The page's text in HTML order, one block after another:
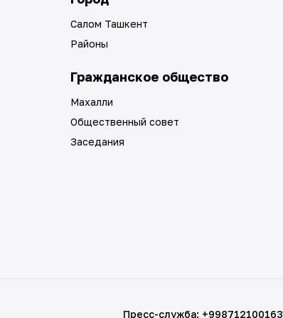
Салом Ташкент
Районы
Гражданское общество
Махалли
Общественный совет
Заседания
Пресс-служба: +998712100163